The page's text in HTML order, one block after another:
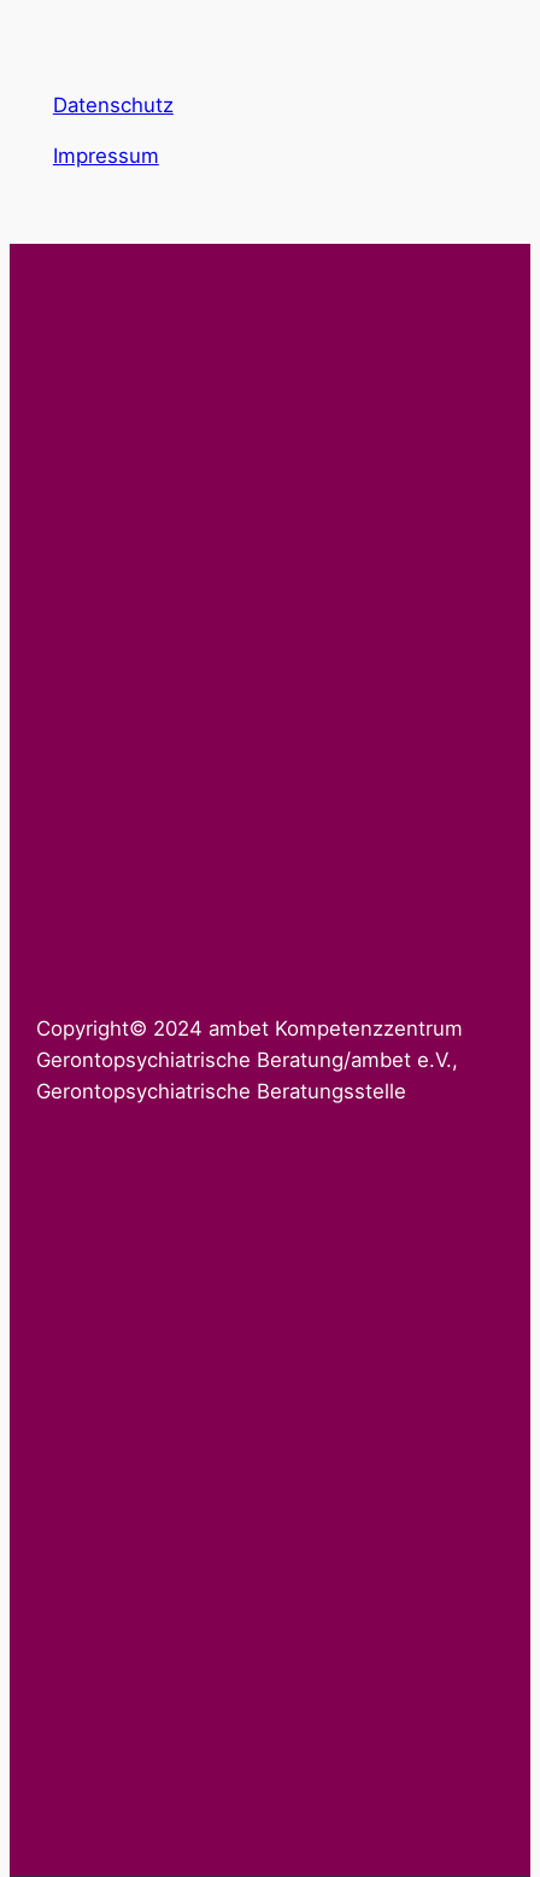
Datenschutz
Impressum
Copyright© 2024 ambet Kompetenzzentrum
Gerontopsychiatrische Beratung/ambet e.V.,
Gerontopsychiatrische Beratungsstelle